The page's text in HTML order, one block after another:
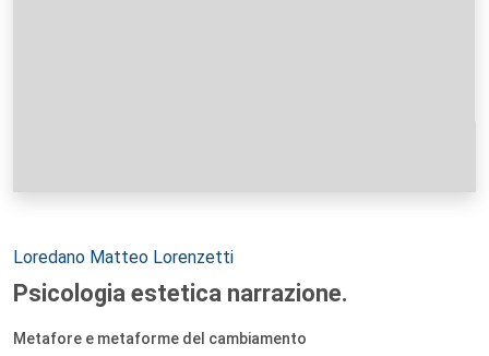
Autori:
Loredano Matteo Lorenzetti
Psicologia estetica narrazione.
Metafore e metaforme del cambiamento